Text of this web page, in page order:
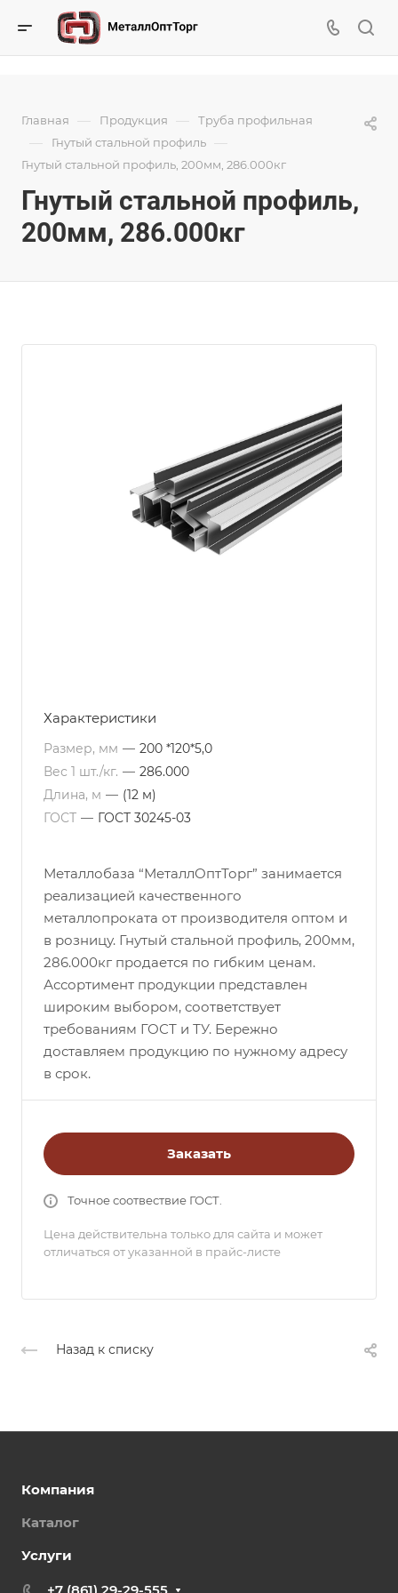
Главная — Продукция — Труба профильная
— Гнутый стальной профиль —
Гнутый стальной профиль, 200мм, 286.000кг
Гнутый стальной профиль,
200мм, 286.000кг
Характеристики
Размер, мм — 200 *120*5,0
Вес 1 шт./кг. — 286.000
Длина, м — (12 м)
ГОСТ — ГОСТ 30245-03
Металлобаза “МеталлОптТорг” занимается
реализацией качественного
металлопроката от производителя оптом и
в розницу. Гнутый стальной профиль, 200мм,
286.000кг продается по гибким ценам.
Ассортимент продукции представлен
широким выбором, соответствует
требованиям ГОСТ и ТУ. Бережно
доставляем продукцию по нужному адресу
в срок.
Заказать
Точное соотвествие ГОСТ.
Цена действительна только для сайта и может
отличаться от указанной в прайс-листе
Назад к списку
Компания
Каталог
Услуги